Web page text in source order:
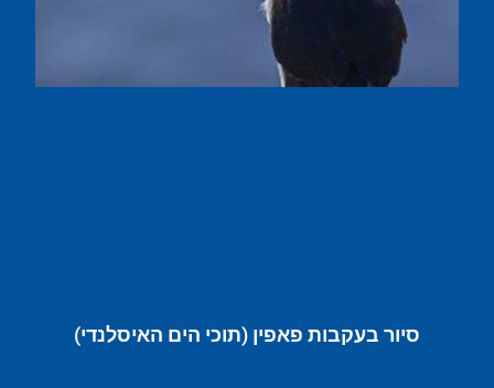
סיור בעקבות פאפין (תוכי הים האיסלנדי)